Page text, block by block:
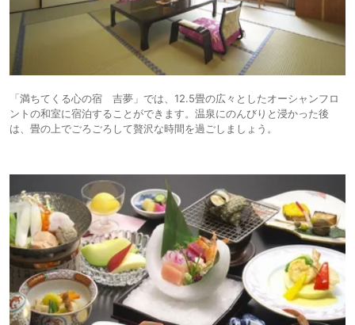
「満ちてくる心の宿 吉夢」では、12.5畳の広々としたオーシャンフロ
ントの和室に宿泊することができます。温泉にのんびりと浸かった後
は、畳の上でごろごろして贅沢な時間を過ごしましょう。